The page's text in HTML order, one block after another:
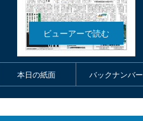
本日の紙面 バックナンバー